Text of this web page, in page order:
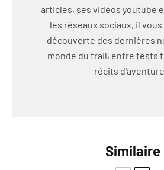
articles, ses vidéos youtube
les réseaux sociaux, il vous
découverte des dernières
monde du trail, entre tests
récits
Similaire